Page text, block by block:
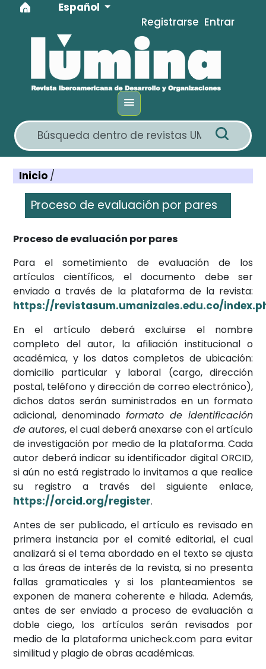
Ir al menú de navegación principal
Ir al contenido principal
Ir al pie de página del sitio
Idioma
Español
Registrarse Entrar
Inicio /
Proceso de evaluación por pares
Proceso de evaluación por pares
Para el sometimiento de evaluación de los
artículos científicos, el documento debe ser
enviado a través de la plataforma de la revista:
https://revistasum.umanizales.edu.co/
En el artículo deberá excluirse el nombre
completo del autor, la afiliación institucional o
académica, y los datos completos de ubicación:
domicilio particular y laboral (cargo, dirección
postal, teléfono y dirección de correo electrónico),
dichos datos serán suministrados en un formato
adicional, denominado formato de identificación
de autores, el cual deberá anexarse con el artículo
de investigación por medio de la plataforma. Cada
autor deberá indicar su identificador digital ORCID,
si aún no está registrado lo invitamos a que realice
su registro a través del siguiente enlace,
https://orcid.org/register.
Antes de ser publicado, el artículo es revisado en
primera instancia por el comité editorial, el cual
analizará si el tema abordado en el texto se ajusta
a las áreas de interés de la revista, si no presenta
fallas gramaticales y si los planteamientos se
exponen de manera coherente e hilada. Además,
antes de ser enviado a proceso de evaluación a
doble ciego, los artículos serán revisados por
medio de la plataforma unicheck.com para evitar
similitud y plagio de obras académicas.